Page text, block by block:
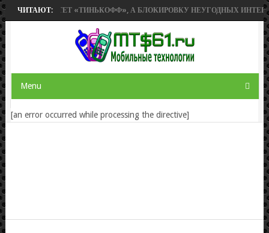
ЧИТАЮТ:
ПРИОБРЕТЕТ «ТИНЬКОФФ», А БЛОКИРОВКУ НЕУГОДНЫХ
Menu
[an error occurred while processing the directive]